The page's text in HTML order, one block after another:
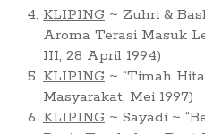
KLIPING ~ Zuhri &
Aroma Terasi Masuk
III, 28 April 1994)
KLIPING ~ “Timah
Masyarakat, Mei 1997)
KLIPING ~ Sayadi ~